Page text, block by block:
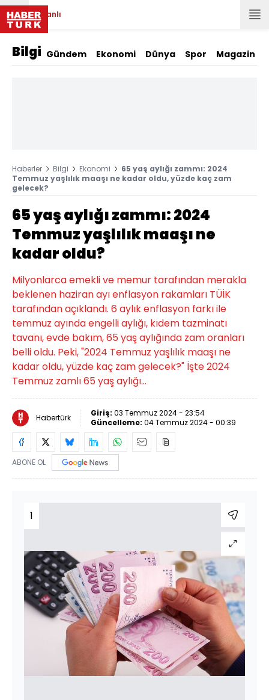
Canlı
Bilgi Gündem Ekonomi Dünya Spor Magazin
Haberler Bilgi Ekonomi
65 yaş aylığı zammı: 2024
Temmuz yaşlılık maaşı ne kadar oldu, yüzde kaç zam
gelecek?
65 yaş aylığı zammı: 2024
Temmuz yaşlılık maaşı ne
kadar oldu?
Milyonlarca emekli ve memur tarafından merakla
beklenen haziran ayı enflasyon rakamları TÜİK
tarafından açıklandı. 6 aylık enflasyon farkı ile
temmuz ayında engelli aylığı, kıdem tazminatı
tavanı, evde bakım, 65 yaş aylığında zam oranları
belli oldu. Peki, "2024 Temmuz yaşlılık maaşı ne
kadar oldu, yüzde kaç zam gelecek?" İşte 2024
Temmuz zamlı 65 yaş aylığı...
Habertürk Giriş: 03 Temmuz 2024 - 23:54
Güncelleme: 04 Temmuz 2024 - 00:39
ABONE OL
1